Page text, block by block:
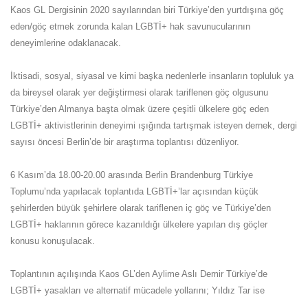
Kaos GL Dergisinin 2020 sayılarından biri Türkiye’den yurtdışına göç
eden/göç etmek zorunda kalan LGBTİ+ hak savunucularının
deneyimlerine odaklanacak.
İktisadi, sosyal, siyasal ve kimi başka nedenlerle insanların topluluk ya
da bireysel olarak yer değiştirmesi olarak tariflenen göç olgusunu
Türkiye’den Almanya başta olmak üzere çeşitli ülkelere göç eden
LGBTİ+ aktivistlerinin deneyimi ışığında tartışmak isteyen dernek, dergi
sayısı öncesi Berlin’de bir araştırma toplantısı düzenliyor.
6 Kasım’da 18.00-20.00 arasında Berlin Brandenburg Türkiye
Toplumu’nda yapılacak toplantıda LGBTİ+’lar açısından küçük
şehirlerden büyük şehirlere olarak tariflenen iç göç ve Türkiye’den
LGBTİ+ haklarının görece kazanıldığı ülkelere yapılan dış göçler
konusu konuşulacak.
Toplantının açılışında Kaos GL’den Aylime Aslı Demir Türkiye’de
LGBTİ+ yasakları ve alternatif mücadele yollarını; Yıldız Tar ise